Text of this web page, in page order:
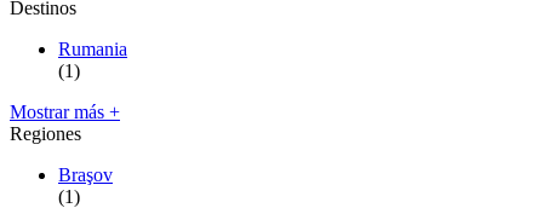
Destinos
Rumania
(1)
Mostrar más +
Regiones
Braşov
(1)